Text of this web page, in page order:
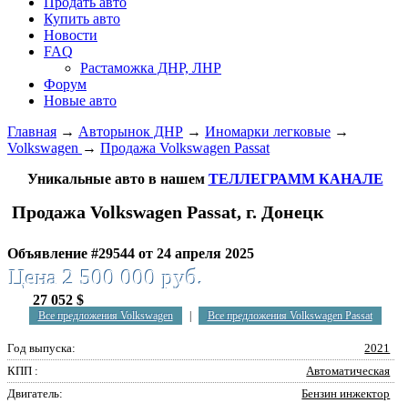
Купить авто
Новости
FAQ
Растаможка ДНР, ЛНР
Форум
Новые авто
Главная → Авторынок ДНР → Иномарки легковые →
Volkswagen → Продажа Volkswagen Passat
Уникальные авто в нашем ТЕЛЛЕГРАММ КАНАЛЕ
Продажа Volkswagen Passat, г. Донецк
Объявление #29544 от 24 апреля 2025
Цена 2 500 000 руб.
27 052 $
Все предложения Volkswagen Все предложения Volkswagen Passat
Год выпуска:
2021
КПП :
Автоматическая
Двигатель:
Бензин инжектор